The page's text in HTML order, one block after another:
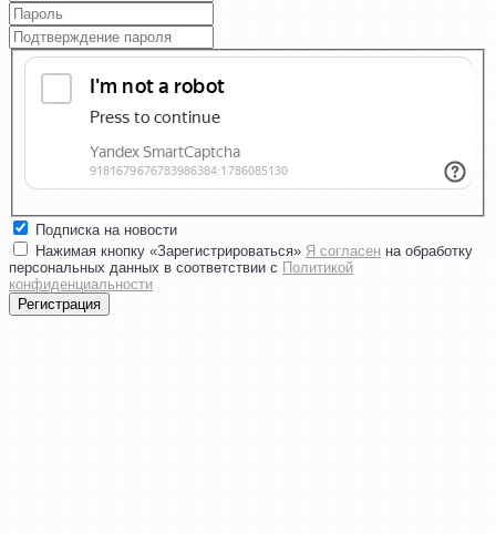
Подписка на новости
Нажимая кнопку «Зарегистрироваться» Я согласен на обработку
персональных данных в соответствии с Политикой
конфиденциальности
Регистрация